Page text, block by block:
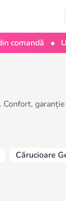
• UGC
Cărucioare